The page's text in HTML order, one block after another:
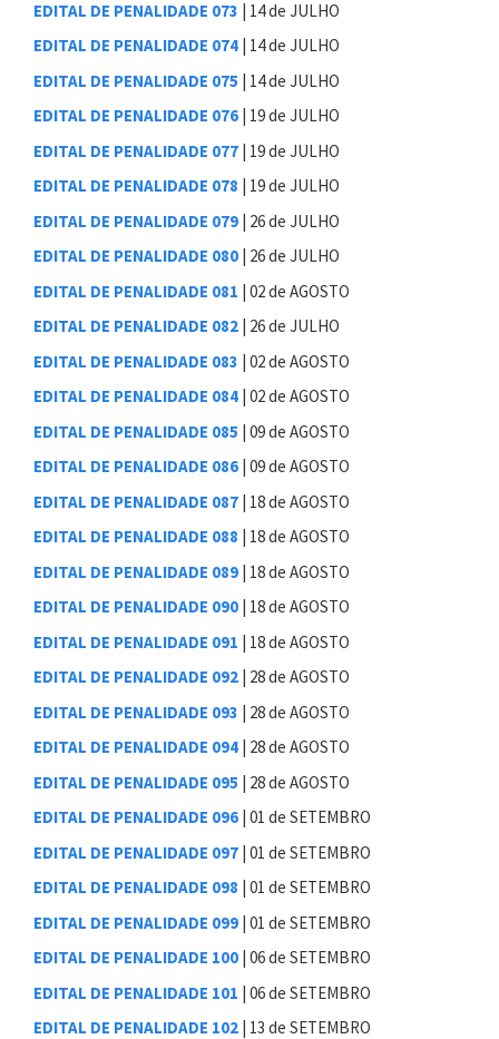
EDITAL DE PENALIDADE 073 | 14 de JULHO
EDITAL DE PENALIDADE 074 | 14 de JULHO
EDITAL DE PENALIDADE 075 | 14 de JULHO
EDITAL DE PENALIDADE 076 | 19 de JULHO
EDITAL DE PENALIDADE 077 | 19 de JULHO
EDITAL DE PENALIDADE 078 | 19 de JULHO
EDITAL DE PENALIDADE 079 | 26 de JULHO
EDITAL DE PENALIDADE 080 | 26 de JULHO
EDITAL DE PENALIDADE 081 | 02 de AGOSTO
EDITAL DE PENALIDADE 082 | 26 de JULHO
EDITAL DE PENALIDADE 083 | 02 de AGOSTO
EDITAL DE PENALIDADE 084 | 02 de AGOSTO
EDITAL DE PENALIDADE 085 | 09 de AGOSTO
EDITAL DE PENALIDADE 086 | 09 de AGOSTO
EDITAL DE PENALIDADE 087 | 18 de AGOSTO
EDITAL DE PENALIDADE 088 | 18 de AGOSTO
EDITAL DE PENALIDADE 089 | 18 de AGOSTO
EDITAL DE PENALIDADE 090 | 18 de AGOSTO
EDITAL DE PENALIDADE 091 | 18 de AGOSTO
EDITAL DE PENALIDADE 092 | 28 de AGOSTO
EDITAL DE PENALIDADE 093 | 28 de AGOSTO
EDITAL DE PENALIDADE 094 | 28 de AGOSTO
EDITAL DE PENALIDADE 095 | 28 de AGOSTO
EDITAL DE PENALIDADE 096 | 01 de SETEMBRO
EDITAL DE PENALIDADE 097 | 01 de SETEMBRO
EDITAL DE PENALIDADE 098 | 01 de SETEMBRO
EDITAL DE PENALIDADE 099 | 01 de SETEMBRO
EDITAL DE PENALIDADE 100 | 06 de SETEMBRO
EDITAL DE PENALIDADE 101 | 06 de SETEMBRO
EDITAL DE PENALIDADE 102 | 13 de SETEMBRO